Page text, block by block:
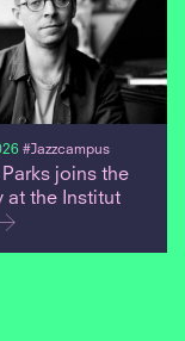
#Jazzcampus
joins the
at the Institut